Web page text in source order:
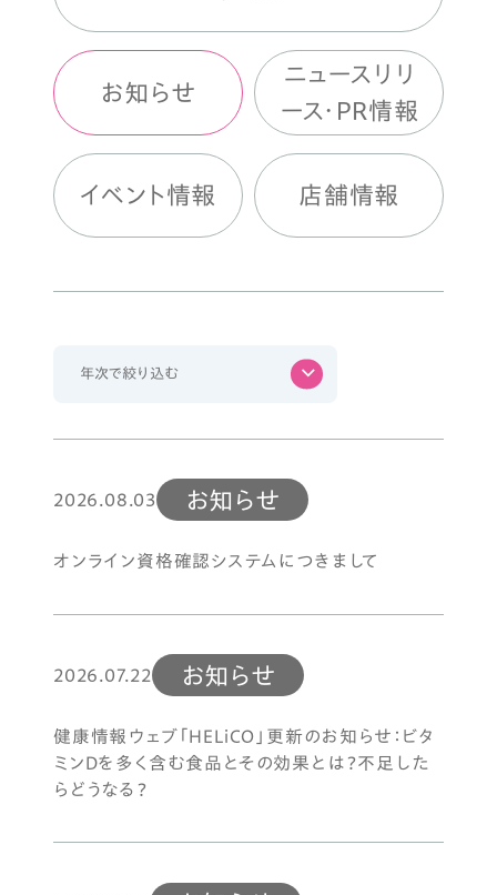
お知らせ
ニュースリリ
ース・PR情報
イベント情報 店舗情報
2026.08.03 お知らせ
オンライン資格確認システムにつきまして
2026.07.22 お知らせ
健康情報ウェブ「HELiCO」更新のお知らせ：ビタ
ミンDを多く含む食品とその効果とは？不足した
らどうなる？